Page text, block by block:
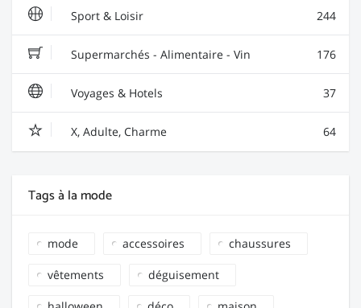
Sport & Loisir 244
Supermarchés - Alimentaire - Vin 176
Voyages & Hotels 37
X, Adulte, Charme 64
Tags à la mode
mode accessoires chaussures
vêtements déguisement